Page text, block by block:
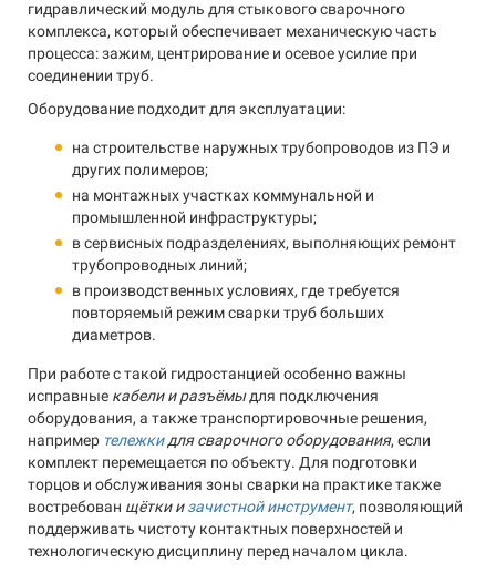
гидравлический модуль для стыкового сварочного
комплекса, который обеспечивает механическую часть
процесса: зажим, центрирование и осевое усилие при
соединении труб.
Оборудование подходит для эксплуатации:
на строительстве наружных трубопроводов из ПЭ и
других полимеров;
на монтажных участках коммунальной и
промышленной инфраструктуры;
в сервисных подразделениях, выполняющих ремонт
трубопроводных линий;
в производственных условиях, где требуется
повторяемый режим сварки труб больших
диаметров.
При работе с такой гидростанцией особенно важны
исправные кабели и разъёмыдля подключения
оборудования, а также транспортировочные решения,
например тележкидля сварочного оборудования, если
комплект перемещается по объекту. Для подготовки
торцов и обслуживания зоны сварки на практике также
востребован щётки изачистной инструмент, позволяющий
поддерживать чистоту контактных поверхностей и
технологическую дисциплину перед началом цикла.